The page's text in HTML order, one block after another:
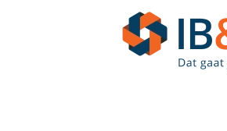
Skip to main content